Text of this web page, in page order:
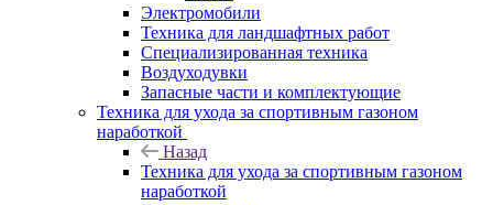
Электромобили
Техника для ландшафтных работ
Специализированная техника
Воздуходувки
Запасные части и комплектующие
Техника для ухода за спортивным газоном
наработкой
Назад
Техника для ухода за спортивным газоном
наработкой